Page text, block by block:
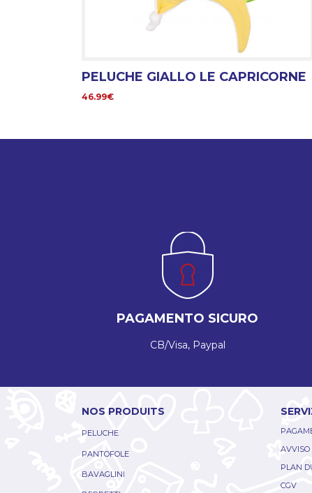
PELUCHE GIALLO LE CAPRICORNE
46.99€
PAGAMENTO SICURO
CB/Visa, Paypal
NOS PRODUITS
PELUCHE
PANTOFOLE
BAVAGLINI
AVVISO
PLAN
CGV